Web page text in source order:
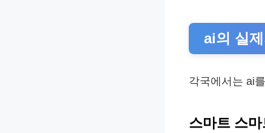
ai의 실
각국에서는 ai
스마트 스